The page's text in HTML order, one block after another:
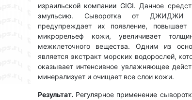
израильской компании GIGI. Данное
эмульсию. Сыворотка от ДЖИДЖИ
предупреждает их появление, повышает
микрорельеф кожи, увеличивает
межклеточного вещества. Одним из
является экстракт морских водорослей,
оказывает интенсивное увлажняющее
минерализует и очищает все слои кожи.
Результат. Регулярное применение